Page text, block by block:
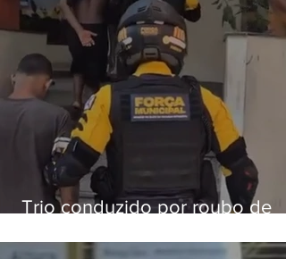
Trio conduzido por roubo de
passagens